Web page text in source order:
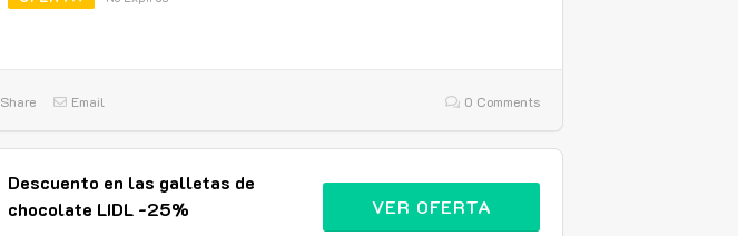
Share Email 0 Comments
Descuento en las galletas de
chocolate LIDL -25%
VER OFERTA